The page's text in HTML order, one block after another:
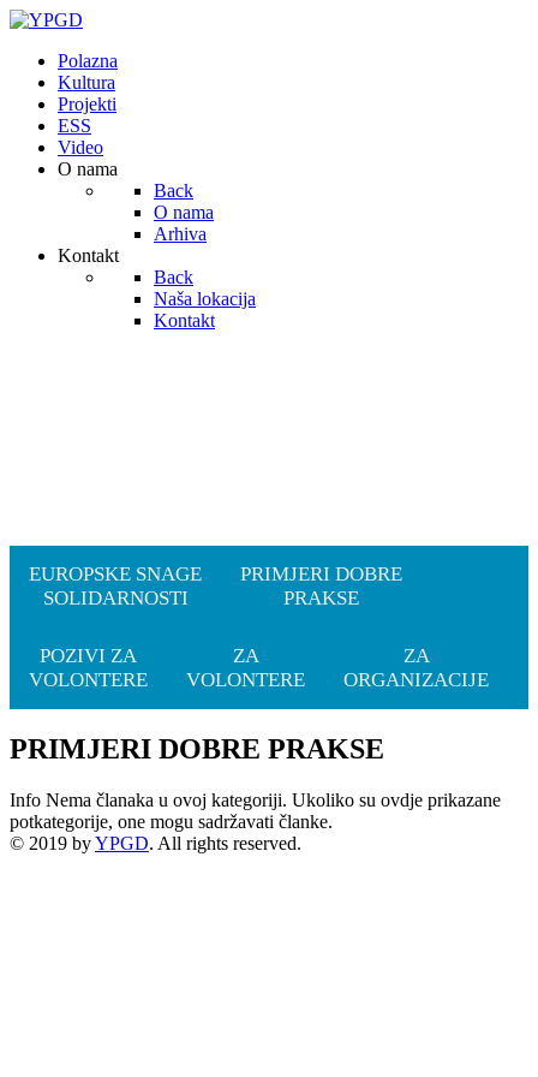
Polazna
Kultura
Projekti
ESS
Video
O nama
Back
O nama
Arhiva
Kontakt
Back
Naša lokacija
Kontakt
EUROPSKE SNAGE
SOLIDARNOSTI
PRIMJERI DOBRE
PRAKSE
POZIVI ZA
VOLONTERE
ZA
VOLONTERE
ZA
ORGANIZACIJE
PRIMJERI DOBRE PRAKSE
Info Nema članaka u ovoj kategoriji. Ukoliko su ovdje prikazane
potkategorije, one mogu sadržavati članke.
© 2019 byYPGD. All rights reserved.